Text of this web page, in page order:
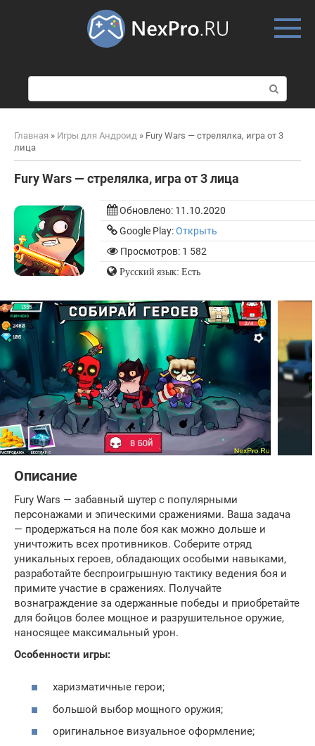
о
и
к
Главная » Игры для Андроид » Fury Wars — стрелялка, игра от 3
лица
Fury Wars — стрелялка, игра от 3 лица
Обновлено: 11.10.2020
Google Play:Открыть
Просмотров: 1 582
Русский язык: Есть
Описание
Fury Wars — забавный шутер с популярными
персонажами и эпическими сражениями. Ваша задача
— продержаться на поле боя как можно дольше и
уничтожить всех противников. Соберите отряд
уникальных героев, обладающих особыми навыками,
разработайте беспроигрышную тактику ведения боя и
примите участие в сражениях. Получайте
вознаграждение за одержанные победы и приобретайте
для бойцов более мощное и разрушительное оружие,
наносящее максимальный урон.
Особенности игры:
харизматичные герои;
большой выбор мощного оружия;
оригинальное визуальное оформление;